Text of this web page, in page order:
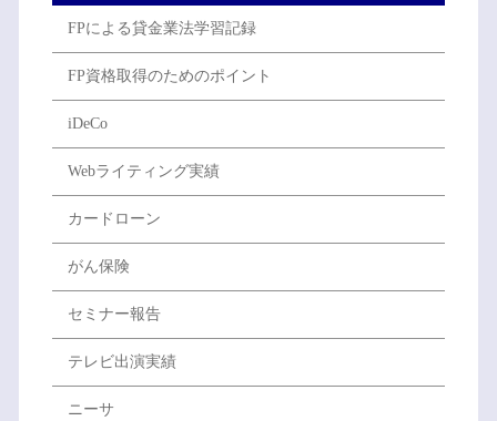
FPによる貸金業法学習記録
FP資格取得のためのポイント
iDeCo
Webライティング実績
カードローン
がん保険
セミナー報告
テレビ出演実績
ニーサ